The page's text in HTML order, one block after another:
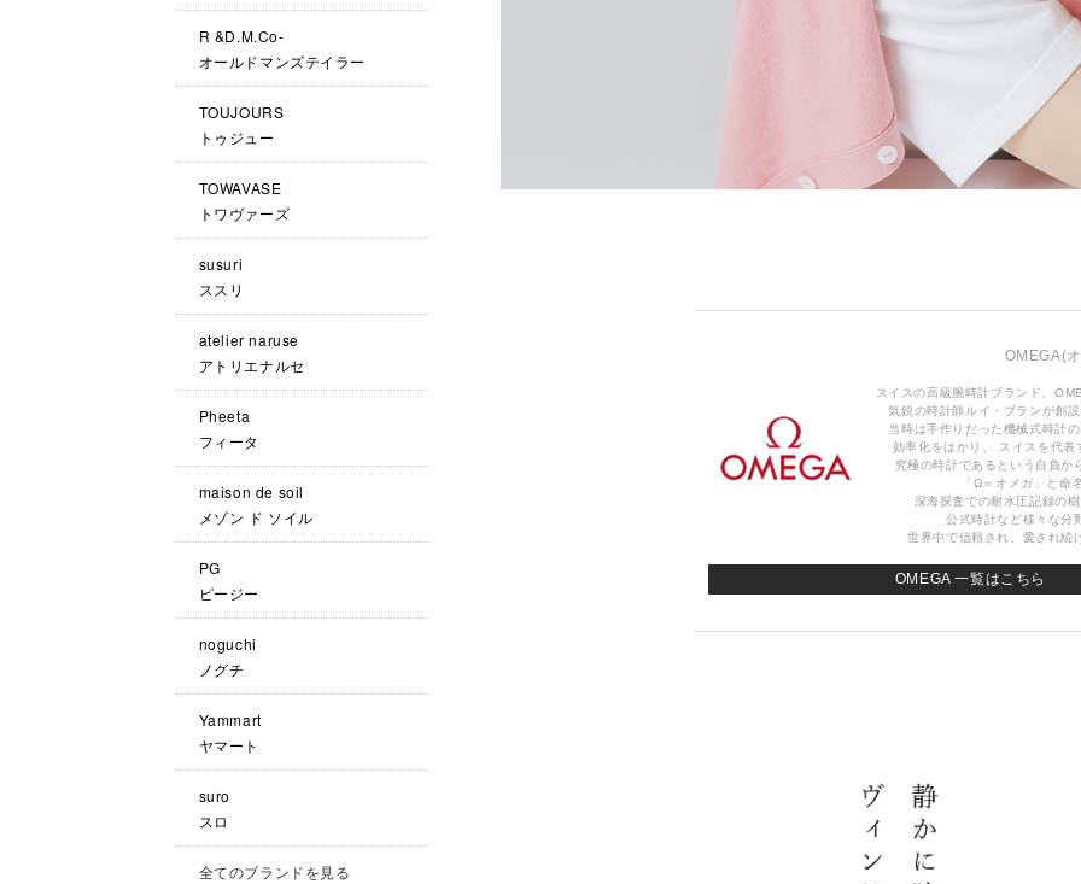
R &D.M.Co-
オールドマンズテイラー
TOUJOURS
トゥジュー
TOWAVASE
トワヴァーズ
susuri
ススリ
atelier naruse
アトリエナルセ
Pheeta
フィータ
maison de soil
メゾン ド ソイル
PG
ピージー
noguchi
ノグチ
Yammart
ヤマート
suro
スロ
全てのブランドを見る
OMEGA(
スイスの高級腕時計ブランド、
気鋭の時計師ルイ・ブランが創
当時は手作りだった機械式時計
効率化をはかり、 スイスを代
究極の時計であるという自負か
「Ω＝オメガ」と命
深海探査での耐水圧記録の
公式時計など様々な分
世界中で信頼され、愛され続
OMEGA 一覧はこちら